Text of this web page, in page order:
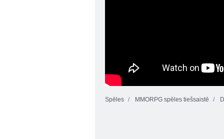
Spēles MMORPG spēles tiešsaistē